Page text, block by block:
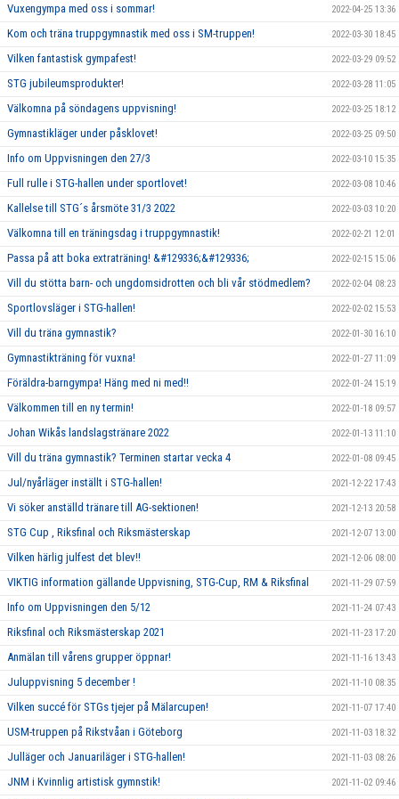
Vuxengympa med oss i sommar! 2022-04-25 13:36
Kom och träna truppgymnastik med oss i SM-truppen! 2022-03-30 18:45
Vilken fantastisk gympafest! 2022-03-29 09:52
STG jubileumsprodukter! 2022-03-28 11:05
Välkomna på söndagens uppvisning! 2022-03-25 18:12
Gymnastikläger under påsklovet! 2022-03-25 09:50
Info om Uppvisningen den 27/3 2022-03-10 15:35
Full rulle i STG-hallen under sportlovet! 2022-03-08 10:46
Kallelse till STG´s årsmöte 31/3 2022 2022-03-03 10:20
Välkomna till en träningsdag i truppgymnastik! 2022-02-21 12:01
Passa på att boka extraträning! &#129336;&#129336; 2022-02-15 15:06
Vill du stötta barn- och ungdomsidrotten och bli vår stödmedlem? 2022-02-04 08:23
Sportlovsläger i STG-hallen! 2022-02-02 15:53
Vill du träna gymnastik? 2022-01-30 16:10
Gymnastikträning för vuxna! 2022-01-27 11:09
Föräldra-barngympa! Häng med ni med!! 2022-01-24 15:19
Välkommen till en ny termin! 2022-01-18 09:57
Johan Wikås landslagstränare 2022 2022-01-13 11:10
Vill du träna gymnastik? Terminen startar vecka 4 2022-01-08 09:45
Jul/nyårläger inställt i STG-hallen! 2021-12-22 17:43
Vi söker anställd tränare till AG-sektionen! 2021-12-13 20:58
STG Cup , Riksfinal och Riksmästerskap 2021-12-07 13:00
Vilken härlig julfest det blev!! 2021-12-06 08:00
VIKTIG information gällande Uppvisning, STG-Cup, RM & Riksfinal 2021-11-29 07:59
Info om Uppvisningen den 5/12 2021-11-24 07:43
Riksfinal och Riksmästerskap 2021 2021-11-23 17:20
Anmälan till vårens grupper öppnar! 2021-11-16 13:43
Juluppvisning 5 december ! 2021-11-10 08:35
Vilken succé för STGs tjejer på Mälarcupen! 2021-11-07 17:40
USM-truppen på Rikstvåan i Göteborg 2021-11-03 18:32
Julläger och Januariläger i STG-hallen! 2021-11-03 08:26
JNM i Kvinnlig artistisk gymnstik! 2021-11-02 09:46